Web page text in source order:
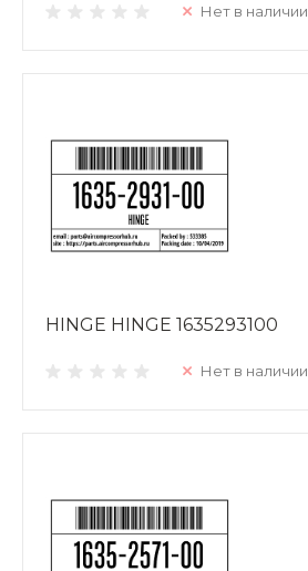
Нет в наличии
HINGE HINGE 1635293100
Нет в наличии